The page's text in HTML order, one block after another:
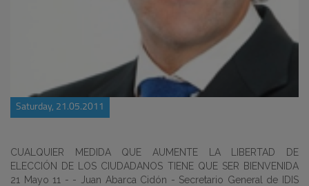
Saturday, 21.05.2011
CUALQUIER MEDIDA QUE AUMENTE LA LIBERTAD DE
ELECCIÓN DE LOS CIUDADANOS TIENE QUE SER BIENVENIDA
21 Mayo 11 - - Juan Abarca Cidón - Secretario General de IDIS